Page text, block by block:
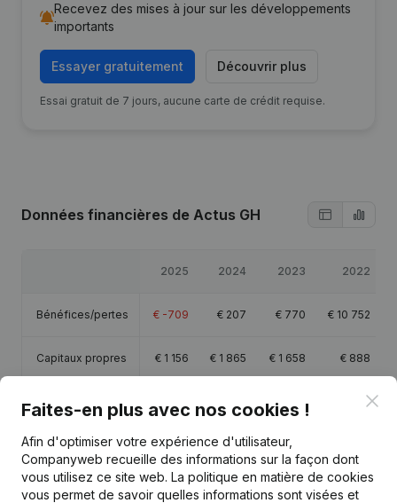
Recevez des mises à jour sur les développements
importants
Essayer gratuitement Découvrir plus
Essai gratuit de 7 jours, aucune carte de crédit requise.
Données financières de Actus GH
2025 2024 2023 2022
Bénéfices/pertes € -709 € 207 € 770 € 10 752
Capitaux propres € 1 156 € 1 865 € 1 658 € 888
Marge brute €2 456 15 406
Faites-en plus avec nos cookies !
Afin d'optimiser votre expérience d'utilisateur,
Companyweb recueille des informations sur la façon dont
vous utilisez ce site web. La politique en matière de cookies
vous permet de savoir quelles informations sont visées et